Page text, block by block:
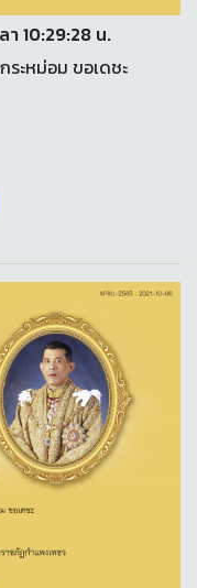
า 10:29:28 น.
ะหม่อม ขอเดชะ